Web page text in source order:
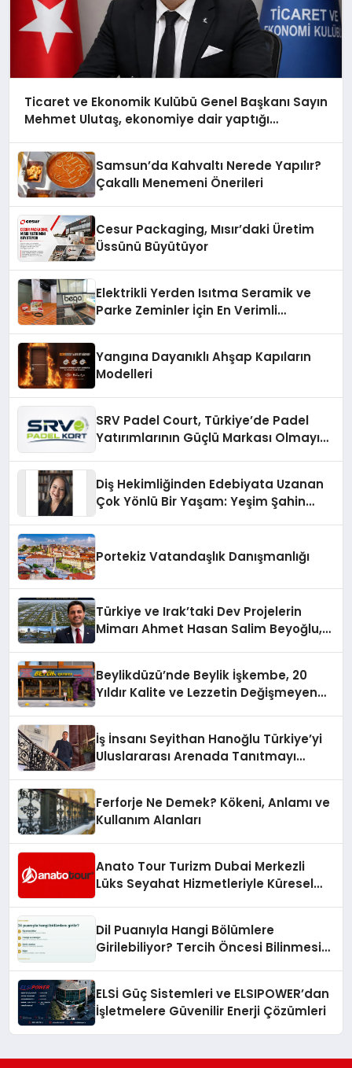
Ticaret ve Ekonomik Kulübü Genel Başkanı Sayın
Mehmet Ulutaş, ekonomiye dair yaptığı
Samsun’da Kahvaltı Nerede Yapılır?
Çakallı Menemeni Önerileri
Cesur Packaging, Mısır’daki Üretim
Üssünü Büyütüyor
Elektrikli Yerden Isıtma Seramik ve
Parke Zeminler İçin En Verimli
Yangına Dayanıklı Ahşap Kapıların
Modelleri
SRV Padel Court, Türkiye’de Padel
Yatırımlarının Güçlü Markası Olmayı
Diş Hekimliğinden Edebiyata Uzanan
Çok Yönlü Bir Yaşam: Yeşim Şahin
Portekiz Vatandaşlık Danışmanlığı
Türkiye ve Irak’taki Dev Projelerin
Mimarı Ahmet Hasan Salim Beyoğlu,
Hayata Geçirecek
Beylikdüzü’nde Beylik İşkembe, 20
Yıldır Kalite ve Lezzetin Değişmeyen
İş İnsanı Seyithan Hanoğlu Türkiye’yi
Uluslararası Arenada Tanıtmayı
Ferforje Ne Demek? Kökeni, Anlamı ve
Kullanım Alanları
Anato Tour Turizm Dubai Merkezli
Lüks Seyahat Hizmetleriyle Küresel
Dil Puanıyla Hangi Bölümlere
Girilebiliyor? Tercih Öncesi Bilinmesi
ELSİ Güç Sistemleri ve ELSIPOWER’dan
İşletmelere Güvenilir Enerji Çözümleri